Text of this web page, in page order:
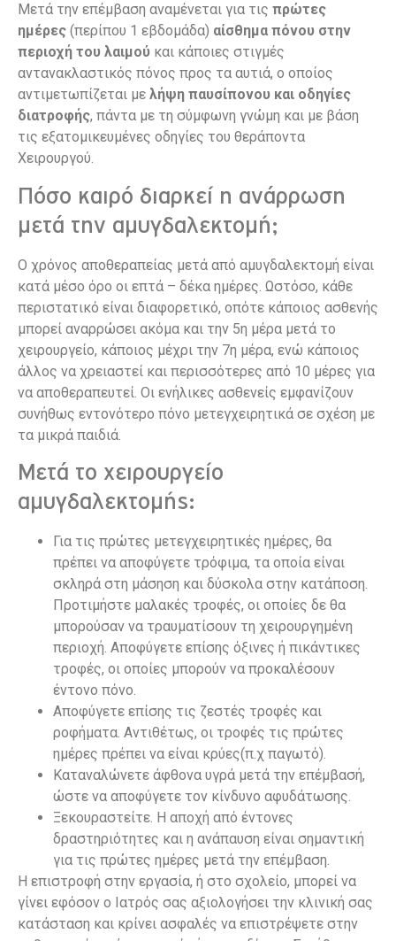
Μετά την επέμβαση αναμένεται για τις πρώτες
ημέρες (περίπου 1 εβδομάδα) αίσθημα πόνου στην
περιοχή του λαιμού και κάποιες στιγμές
αντανακλαστικός πόνος προς τα αυτιά, ο οποίος
αντιμετωπίζεται με λήψη παυσίπονου και οδηγίες
διατροφής, πάντα με τη σύμφωνη γνώμη και με βάση
τις εξατομικευμένες οδηγίες του θεράποντα
Χειρουργού.
Πόσο καιρό διαρκεί η ανάρρωση
μετά την αμυγδαλεκτομή;
Ο χρόνος αποθεραπείας μετά από αμυγδαλεκτομή είναι
κατά μέσο όρο οι επτά – δέκα ημέρες. Ωστόσο, κάθε
περιστατικό είναι διαφορετικό, οπότε κάποιος ασθενής
μπορεί αναρρώσει ακόμα και την 5η μέρα μετά το
χειρουργείο, κάποιος μέχρι την 7η μέρα, ενώ κάποιος
άλλος να χρειαστεί και περισσότερες από 10 μέρες για
να αποθεραπευτεί. Οι ενήλικες ασθενείς εμφανίζουν
συνήθως εντονότερο πόνο μετεγχειρητικά σε σχέση με
τα μικρά παιδιά.
Μετά το χειρουργείο
αμυγδαλεκτομής:
Για τις πρώτες μετεγχειρητικές ημέρες, θα
πρέπει να αποφύγετε τρόφιμα, τα οποία είναι
σκληρά στη μάσηση και δύσκολα στην κατάποση.
Προτιμήστε μαλακές τροφές, οι οποίες δε θα
μπορούσαν να τραυματίσουν τη χειρουργημένη
περιοχή. Αποφύγετε επίσης όξινες ή πικάντικες
τροφές, οι οποίες μπορούν να προκαλέσουν
έντονο πόνο.
Αποφύγετε επίσης τις ζεστές τροφές και
ροφήματα. Αντιθέτως, οι τροφές τις πρώτες
ημέρες πρέπει να είναι κρύες(π.χ παγωτό).
Καταναλώνετε άφθονα υγρά μετά την επέμβασή,
ώστε να αποφύγετε τον κίνδυνο αφυδάτωσης.
Ξεκουραστείτε. Η αποχή από έντονες
δραστηριότητες και η ανάπαυση είναι σημαντική
για τις πρώτες ημέρες μετά την επέμβαση.
Η επιστροφή στην εργασία, ή στο σχολείο, μπορεί να
γίνει εφόσον ο Ιατρός σας αξιολογήσει την κλινική σας
κατάσταση και κρίνει ασφαλές να επιστρέψετε στην